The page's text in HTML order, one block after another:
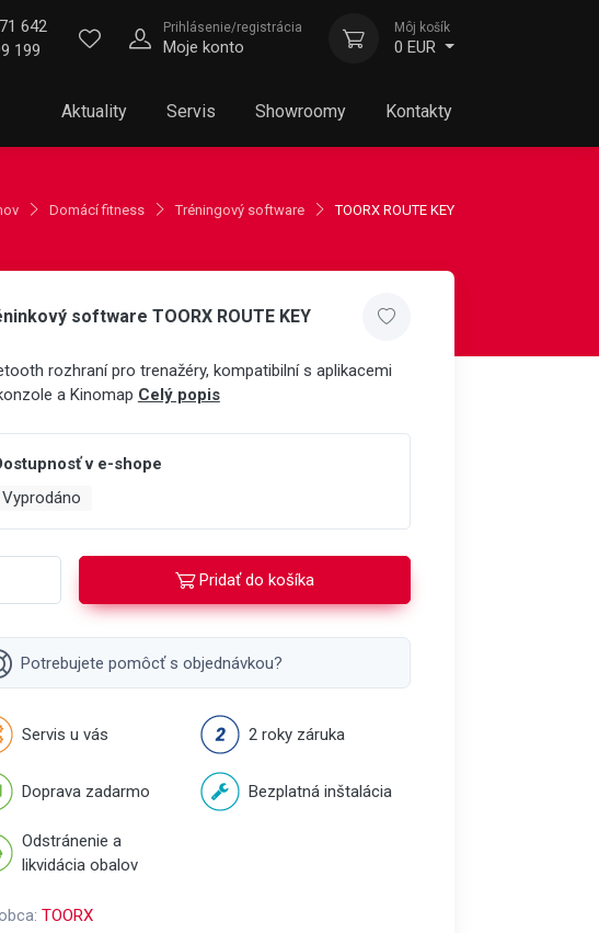
642
199
Prihlásenie/registrácia
Moje konto
Môj košík
0 EUR
Aktuality Servis Showroomy Kontakty
Domácí fitness Tréningový software TOORX ROUTE KEY
software TOORX ROUTE KEY
rozhraní pro trenažéry, kompatibilní s aplikacemi
a Kinomap Celý popis
v e-shope
Vyprodáno
Pridať do košíka
Potrebujete pomôcť s objednávkou?
Servis u vás 2 roky záruka
Doprava zadarmo Bezplatná inštalácia
Odstránenie a
likvidácia obalov
TOORX